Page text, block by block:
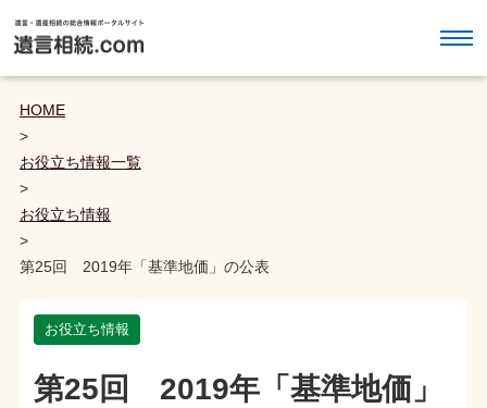
HOME
>
お役立ち情報一覧
>
お役立ち情報
>
第25回 2019年「基準地価」の公表
お役立ち情報
第25回 2019年「基準地価」